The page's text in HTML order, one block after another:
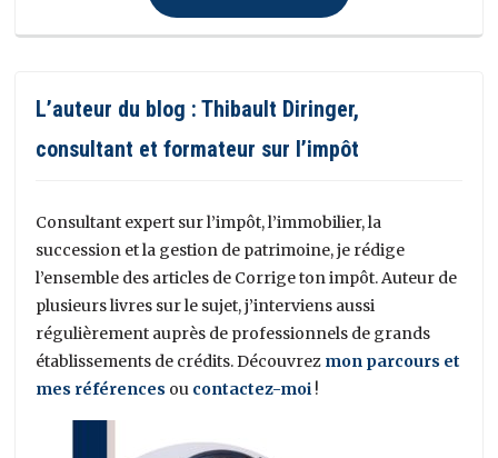
L’auteur du blog : Thibault Diringer,
consultant et formateur sur l’impôt
Consultant expert sur l’impôt, l’immobilier, la
succession et la gestion de patrimoine, je rédige
l’ensemble des articles de Corrige ton impôt. Auteur de
plusieurs livres sur le sujet, j’interviens aussi
régulièrement auprès de professionnels de grands
établissements de crédits. Découvrez mon parcours et
mes références ou contactez-moi !